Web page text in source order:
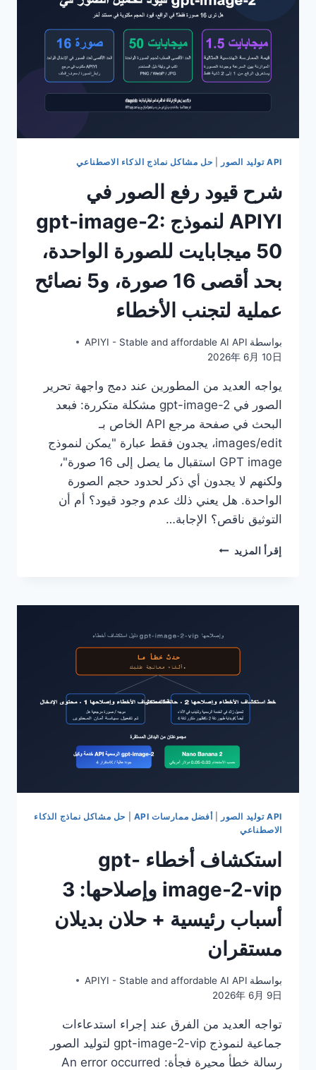
البيضاء
NANO
BANANA
PRO؟
5
رئيسية
تقنيات
API توليد الصور حل مشاكل نماذج الذكاء الاصطناعي
شرح قيود رفع الصور في
APIYI لنموذج gpt-image-2:
50 ميجابايت للصورة الواحدة،
بحد أقصى 16 صورة، و5 نصائح
عملية لتجنب الأخطاء
بواسطة APIYI - Stable and affordable AI API
2026年 6月 10日
يواجه العديد من المطورين عند دمج واجهة تحرير
الصور في gpt-image-2 مشكلة متكررة: فبعد
البحث في صفحة مرجع API الخاص بـ
images/edit، يجدون فقط عبارة "يمكن لنموذج
GPT image استقبال ما يصل إلى 16 صورة"،
ولكنهم لا يجدون أي ذكر لحدود حجم الصورة
الواحدة. هل يعني ذلك عدم وجود قيود؟ أم أن
التوثيق ناقص؟ الإجابة…
إقرأ المزيد شرح
في
لنموذج
GPT-
50
ميجابايت
للصورة
بحد
أقصى
و5
لتجنب
API توليد الصور أفضل ممارسات API
حل مشاكل نماذج الذكاء
الاصطناعي
استكشاف أخطاء gpt-
image-2-vip وإصلاحها: 3
أسباب رئيسية + حلان بديلان
مستقران
بواسطة APIYI - Stable and affordable AI API
2026年 6月 9日
تواجه العديد من الفرق عند إجراء استدعاءات
جماعية لنموذج gpt-image-2-vip لتوليد الصور
رسالة خطأ محيرة فجأة: An error occurred